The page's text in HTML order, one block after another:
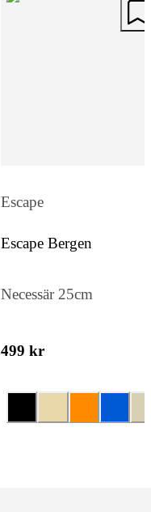
Escape
Escape Bergen
Necessär 25cm
499 kr